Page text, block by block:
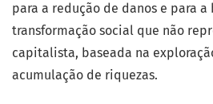
para a redução de danos e para a
transformação social que não
capitalista, baseada na
acumulação de riquezas.